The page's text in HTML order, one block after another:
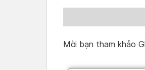
Mời bạn tham khảo